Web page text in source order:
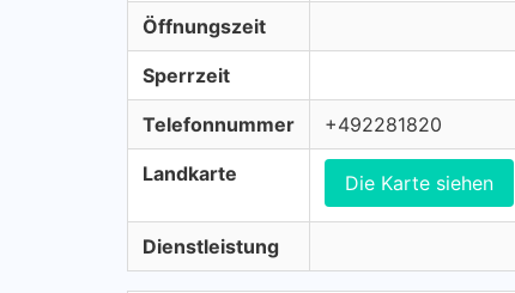
Öffnungszeit
Sperrzeit
Telefonnummer +492281820
Landkarte Die Karte siehen
Dienstleistung